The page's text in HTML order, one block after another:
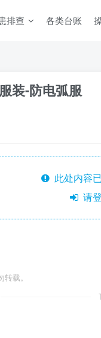
排查 各类台账
装-防电弧服
此处内容
请
载。